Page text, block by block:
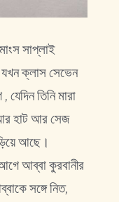
সাপ্লাই
ক্লাস সেভেন
তিনি মারা
হাট আর সেজ
আছে।
আব্বা কুরবানীর
সঙ্গে নিত,